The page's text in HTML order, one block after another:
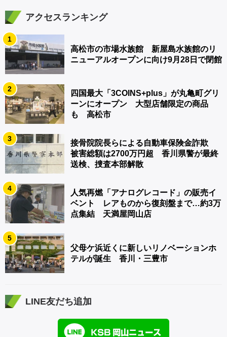
アクセスランキング
1
高松市の市場水族館 新屋島水族館のリ
ニューアルオープンに向け9月28日で閉館
2
四国最大「3COINS+plus」が丸亀町グリ
ーンにオープン 大型店舗限定の商品
も 高松市
3
接骨院院長らによる自動車保険金詐欺
被害総額は2700万円超 香川県警が最終
送検、捜査本部解散
4
人気再燃「アナログレコード」の販売イ
ベント レアものから復刻盤まで…約3万
点集結 天満屋岡山店
5
父母ケ浜近くに新しいリノベーションホ
テルが誕生 香川・三豊市
LINE友だち追加